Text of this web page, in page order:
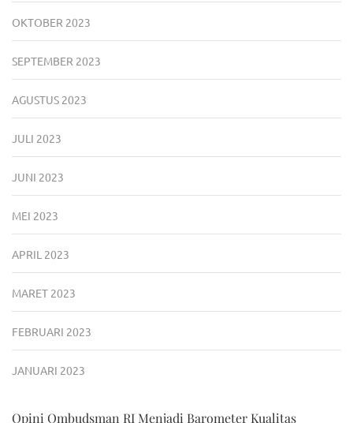
OKTOBER 2023
SEPTEMBER 2023
AGUSTUS 2023
JULI 2023
JUNI 2023
MEI 2023
APRIL 2023
MARET 2023
FEBRUARI 2023
JANUARI 2023
Opini Ombudsman RI Menjadi Barometer Kualitas